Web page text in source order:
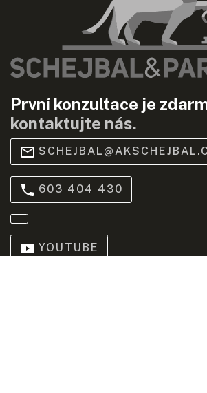
První konzultace je
kontaktujte nás.
603 404 430
YOUTUBE